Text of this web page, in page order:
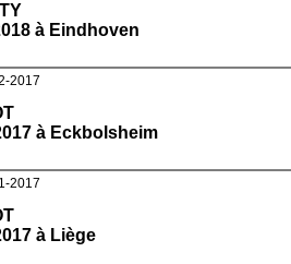
à Eindhoven
2017
à Eckbolsheim
2017
à Liège